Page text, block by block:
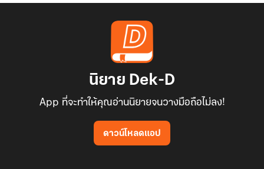
เล่มเดียวจบ
-------------------------------------------
ถ้าชอบนิยายเรื่องนี้รบกวนกดหัวใจดวงน้อย ๆ ให้ไรท์ด้วยนะคะ^^ ขอให้
นิยาย Dek-D
App ที่จะทำให้คุณอ่านนิยายจนวางมือถือไม่ลง!
ดาวน์โหลดแอป